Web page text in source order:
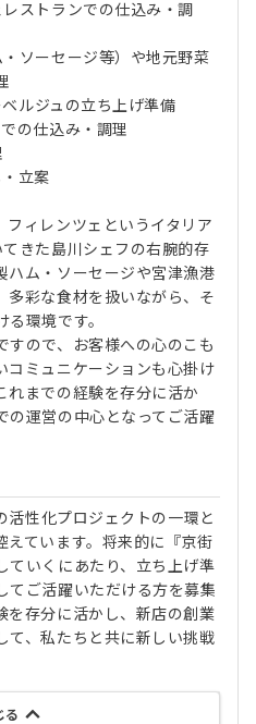
ストランでの仕込み・調
ソーセージ等）や地元野菜
ルジュの立ち上げ準備
の仕込み・調理
立案
フィレンツェというイタリア
きた島川シェフの右腕的存
ハム・ソーセージや宮津漁港
多彩な食材を扱いながら、そ
環境です。
すので、お客様への心のこも
コミュニケーションも心掛け
れまでの経験を存分に活か
の運営の中心となってご活躍
性化プロジェクトの一環と
えています。将来的に『京街
ていくにあたり、立ち上げ準
てご活躍いただける方を募集
を存分に活かし、新店の創業
て、私たちと共に新しい挑戦
る